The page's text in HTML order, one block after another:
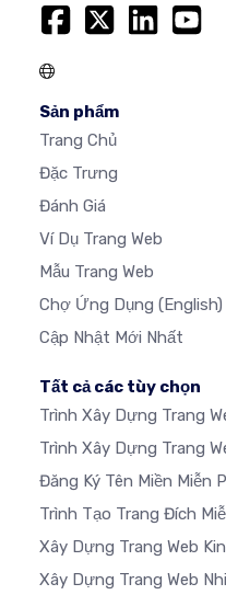
Sản phẩm
Trang Chủ
Đặc Trưng
Đánh Giá
Ví Dụ Trang Web
Mẫu Trang Web
Chợ Ứng Dụng (English)
Cập Nhật Mới Nhất
Tất cả các tùy chọn
Trình Xây Dựng Trang
Trình Xây Dựng Trang
Đăng Ký Tên Miền Miễn
Trình Tạo Trang Đích
Xây Dựng Trang Web
Xây Dựng Trang Web